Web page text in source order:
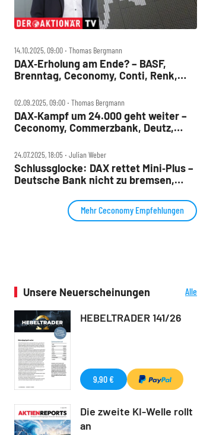
14.10.2025, 09:00 ‧ Thomas Bergmann
DAX‑Erholung am Ende? – BASF,
Brenntag, Ceconomy, Conti, Renk,
02.09.2025, 09:00 ‧ Thomas Bergmann
DAX‑Kampf um 24.000 geht weiter –
Ceconomy, Commerzbank, Deutz,
Rheinmetall, Siemens Energy, SMA
Solar im Check
24.07.2025, 18:05 ‧ Julian Weber
Schlussglocke: DAX rettet Mini‑Plus –
Deutsche Bank nicht zu bremsen,
Mehr Ceconomy Empfehlungen
Unsere Neuerscheinungen
Alle
HEBELTRADER 141/26
9,90 €
Die zweite KI-Welle rollt
an